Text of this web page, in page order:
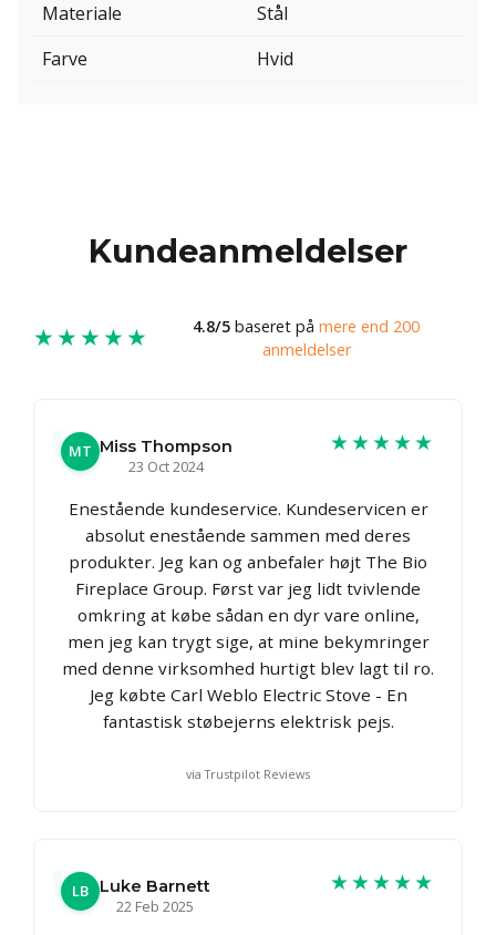
Materiale
Stål
Farve
Hvid
Kundeanmeldelser
★★★★★ 4.8/5 baseret på mere end 200
anmeldelser
MT Miss Thompson
23 Oct 2024
★★★★★
Enestående kundeservice. Kundeservicen er
absolut enestående sammen med deres
produkter. Jeg kan og anbefaler højt The Bio
Fireplace Group. Først var jeg lidt tvivlende
omkring at købe sådan en dyr vare online,
men jeg kan trygt sige, at mine bekymringer
med denne virksomhed hurtigt blev lagt til ro.
Jeg købte Carl Weblo Electric Stove - En
fantastisk støbejerns elektrisk pejs.
via Trustpilot Reviews
LB
Luke Barnett
22 Feb 2025
★★★★★